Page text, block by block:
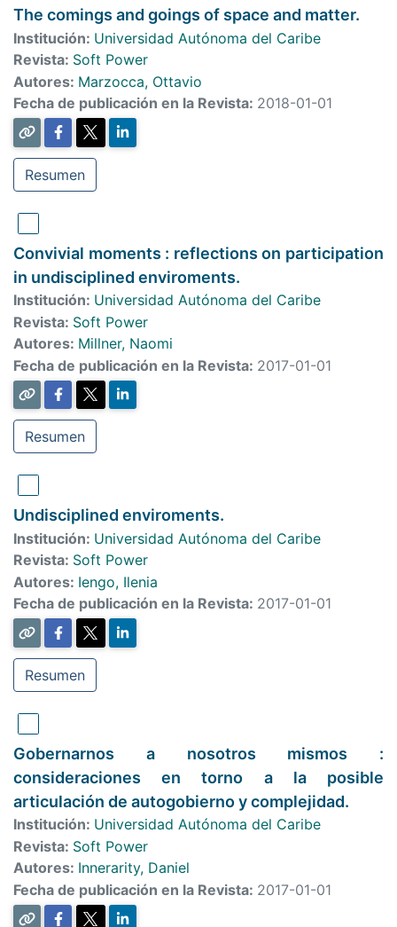
The comings and goings of space and matter.
Institución: Universidad Autónoma del Caribe
Revista: Soft Power
Autores: Marzocca, Ottavio
Fecha de publicación en la Revista: 2018-01-01
Resumen
Convivial moments : reflections on participation
in undisciplined enviroments.
Institución: Universidad Autónoma del Caribe
Revista: Soft Power
Autores: Millner, Naomi
Fecha de publicación en la Revista: 2017-01-01
Resumen
Undisciplined enviroments.
Institución: Universidad Autónoma del Caribe
Revista: Soft Power
Autores: Iengo, Ilenia
Fecha de publicación en la Revista: 2017-01-01
Resumen
Gobernarnos a nosotros mismos :
consideraciones en torno a la posible
articulación de autogobierno y complejidad.
Institución: Universidad Autónoma del Caribe
Revista: Soft Power
Autores: Innerarity, Daniel
Fecha de publicación en la Revista: 2017-01-01